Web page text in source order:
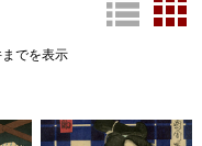
でを表示